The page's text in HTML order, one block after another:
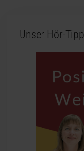
Unser Hör-Tipp